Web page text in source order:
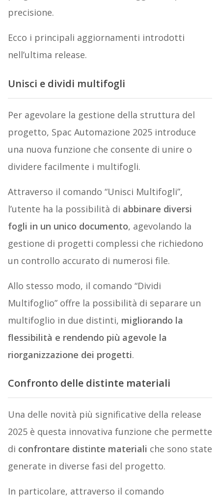
precisione.
Ecco i principali aggiornamenti introdotti
nell’ultima release.
Unisci e dividi multifogli
Per agevolare la gestione della struttura del
progetto, Spac Automazione 2025 introduce
una nuova funzione che consente di unire o
dividere facilmente i multifogli.
Attraverso il comando “Unisci Multifogli”,
l’utente ha la possibilità di abbinare diversi
fogli in un unico documento, agevolando la
gestione di progetti complessi che richiedono
un controllo accurato di numerosi file.
Allo stesso modo, il comando “Dividi
Multifoglio” offre la possibilità di separare un
multifoglio in due distinti, migliorando la
flessibilità e rendendo più agevole la
riorganizzazione dei progetti.
Confronto delle distinte materiali
Una delle novità più significative della release
2025 è questa innovativa funzione che permette
di confrontare distinte materiali che sono state
generate in diverse fasi del progetto.
In particolare, attraverso il comando